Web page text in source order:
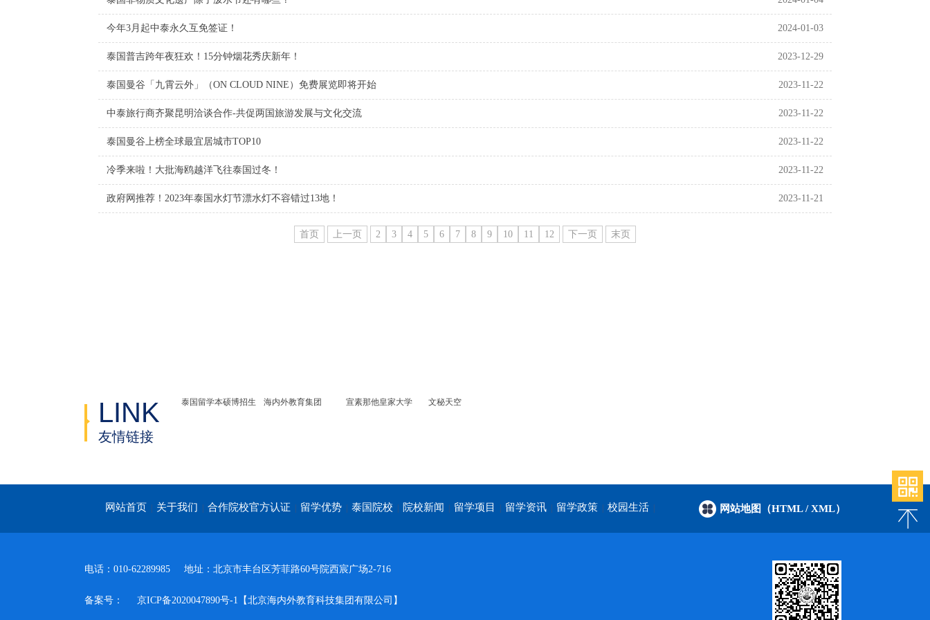
今年3月起中泰永久互免签证！ 2024-01-03
泰国普吉跨年夜狂欢！15分钟烟花秀庆新年！ 2023-12-29
泰国曼谷「九霄云外」（ON CLOUD NINE）免费展览即将开始 2023-11-22
中泰旅行商齐聚昆明洽谈合作-共促两国旅游发展与文化交流 2023-11-22
泰国曼谷上榜全球最宜居城市TOP10 2023-11-22
冷季来啦！大批海鸥越洋飞往泰国过冬！ 2023-11-22
政府网推荐！2023年泰国水灯节漂水灯不容错过13地！ 2023-11-21
首页 上一页 2 3 4 5 6 7 8 9 10 11 12 下一页 末页
LINK
友情链接
泰国留学本硕博招生 海内外教育集团 宣素那他皇家大学 文秘天空
网站首页 关于我们 合作院校官方认证 留学优势 泰国院校 院校新闻 留学项目 留学资讯 留学政策 校园生活 网站地图（HTML/ XML）
电话：010-62289985 地址：北京市丰台区芳菲路60号院西宸广场2-716
备案号： 京ICP备2020047890号-1【北京海内外教育科技集团有限公司】